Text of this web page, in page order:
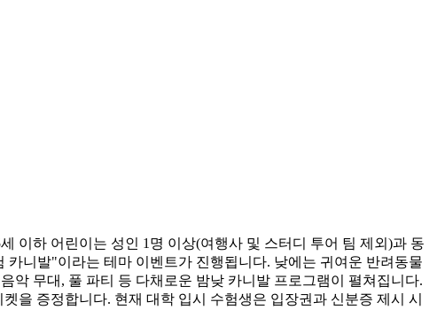
이하 어린이는 성인 1명 이상(여행사 및 스터디 투어 팀 제외)과 동
니발"이라는 테마 이벤트가 진행됩니다. 낮에는 귀여운 반려동물
악 무대, 풀 파티 등 다채로운 밤낮 카니발 프로그램이 펼쳐집니다.
을 증정합니다. 현재 대학 입시 수험생은 입장권과 신분증 제시 시